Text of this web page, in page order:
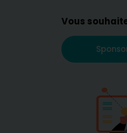
Vous